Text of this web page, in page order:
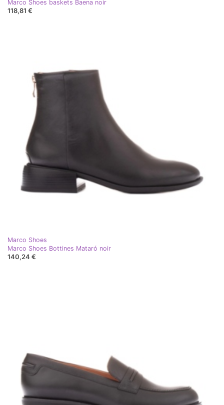
Marco Shoes baskets Baena noir
118,81 €
Marco Shoes
Marco Shoes Bottines Mataró noir
140,24 €